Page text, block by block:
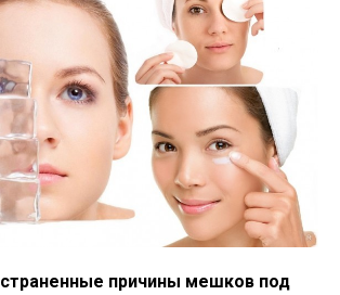
причины мешков под